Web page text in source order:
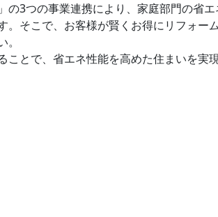
の3つの事業連携により、家庭部門の
そこで、お客様が賢くお得にリフォ
とで、省エネ性能を高めた住まいを実現